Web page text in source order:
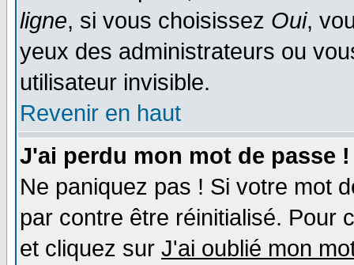
ligne, si vous choisissez Oui,
yeux des administrateurs ou
utilisateur invisible.
Revenir en haut
J'ai perdu mon mot de passe !
Ne paniquez pas ! Si votre mot
par contre être réinitialisé. Pour
et cliquez sur J'ai oublié mon